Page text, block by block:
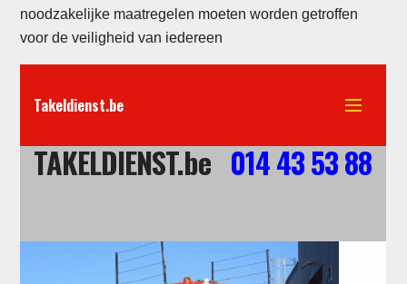
noodzakelijke maatregelen moeten worden getroffen
voor de veiligheid van iedereen